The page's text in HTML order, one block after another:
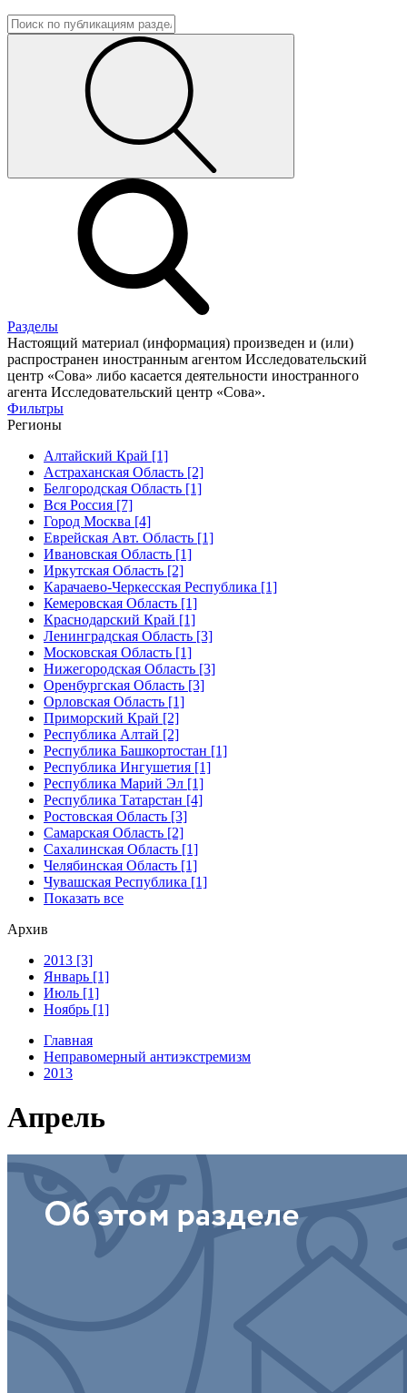
Разделы
Настоящий материал (информация) произведен и (или)
распространен иностранным агентом Исследовательский
центр «Сова» либо касается деятельности иностранного
агента Исследовательский центр «Сова».
Фильтры
Регионы
Алтайский Край [1]
Астраханская Область [2]
Белгородская Область [1]
Вся Россия [7]
Город Москва [4]
Еврейская Авт. Область [1]
Ивановская Область [1]
Иркутская Область [2]
Карачаево-Черкесская Республика [1]
Кемеровская Область [1]
Краснодарский Край [1]
Ленинградская Область [3]
Московская Область [1]
Нижегородская Область [3]
Оренбургская Область [3]
Орловская Область [1]
Приморский Край [2]
Республика Алтай [2]
Республика Башкортостан [1]
Республика Ингушетия [1]
Республика Марий Эл [1]
Республика Татарстан [4]
Ростовская Область [3]
Самарская Область [2]
Сахалинская Область [1]
Челябинская Область [1]
Чувашская Республика [1]
Показать все
Архив
2013 [3]
Январь [1]
Июль [1]
Ноябрь [1]
Главная
Неправомерный антиэкстремизм
2013
Апрель